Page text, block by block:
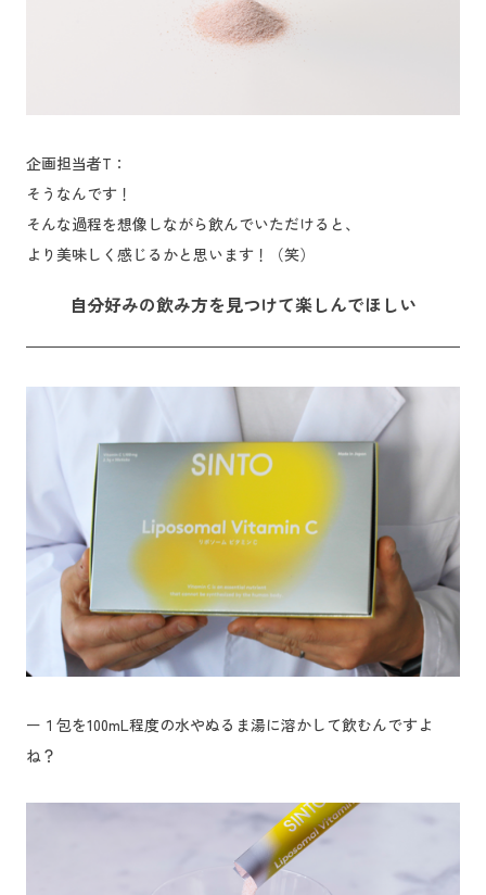
企画担当者T：
そうなんです！
そんな過程を想像しながら飲んでいただけると、
より美味しく感じるかと思います！（笑）
自分好みの飲み方を見つけて楽しんでほしい
ー１包を100mL程度の水やぬるま湯に溶かして飲むんですよ
ね？